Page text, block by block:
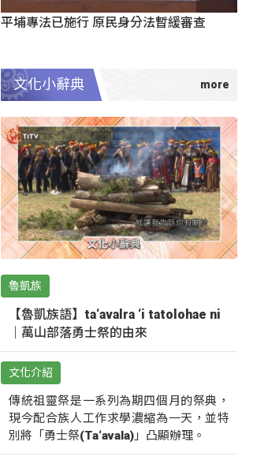
平埔專法已施行 原民身分法暫緩審查
文化小辭典
魯凱族
【魯凱族語】ta‘avalra ‘i tatolohae ni
｜萬山部落勇士祭的由來
文化介紹
傳統祖靈祭是一系列為期四個月的祭典，
現今配合族人工作求學濃縮為一天，並特
別將「勇士祭(Ta‘avala)」凸顯辦理。